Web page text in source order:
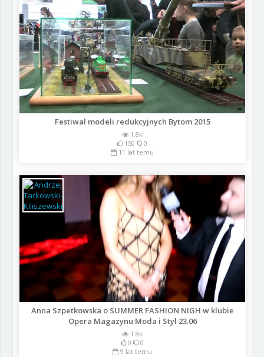
Festiwal modeli redukcyjnych Bytom 2015
1.8k
150
0
11 lat temu
Anna Szpetkowska o SUMMER FASHION NIGH w klubie
Opera Magazynu Moda i Styl 23.06
1.8k
0
0
9 lat temu